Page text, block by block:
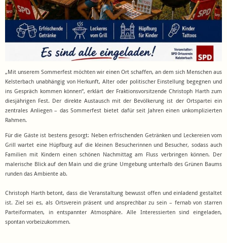
„Mit unserem Sommerfest möchten wir einen Ort schaffen, an dem sich Menschen aus
Kelsterbach unabhängig von Herkunft, Alter oder politischer Einstellung begegnen und
ins Gespräch kommen können“, erklärt der Fraktionsvorsitzende Christoph Harth zum
diesjährigen Fest. Der direkte Austausch mit der Bevölkerung ist der Ortspartei ein
zentrales Anliegen – das Sommerfest bietet dafür seit Jahren einen unkomplizierten
Rahmen.
Für die Gäste ist bestens gesorgt: Neben erfrischenden Getränken und Leckereien vom
Grill wartet eine Hüpfburg auf die kleinen Besucherinnen und Besucher, sodass auch
Familien mit Kindern einen schönen Nachmittag am Fluss verbringen können. Der
malerische Blick auf den Main und die grüne Umgebung unterhalb des Grünen Baums
runden das Ambiente ab.
Christoph Harth betont, dass die Veranstaltung bewusst offen und einladend gestaltet
ist. Ziel sei es, als Ortsverein präsent und ansprechbar zu sein – fernab von starren
Parteiformaten, in entspannter Atmosphäre. Alle Interessierten sind eingeladen,
spontan vorbeizukommen.